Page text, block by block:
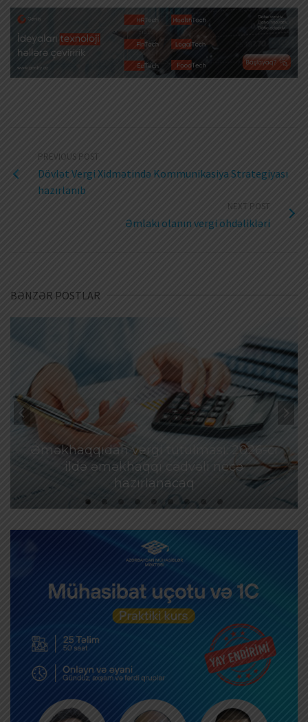
PREVIOUS POST
Dövlət Vergi Xidmətində Kommunikasiya Strategiyası
hazırlanıb
NEXT POST
Əmlakı olanın vergi öhdəlikləri
BƏNZƏR POSTLAR
Əməkhaqqıdan vergi tutulması: 2026-cı
ildə əməkhaqqı cədvəli necə
hazırlanacaq